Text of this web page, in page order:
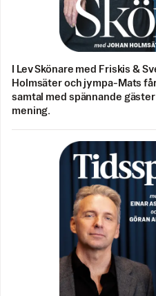
I Lev Skönare med Friskis &
Holmsäter och jympa-Mats
samtal med spännande
mening.